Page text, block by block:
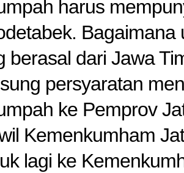
harus
Bagaimana
berasal dari Jawa
persyaratan
ke Pemprov
Kemenkumham
lagi ke